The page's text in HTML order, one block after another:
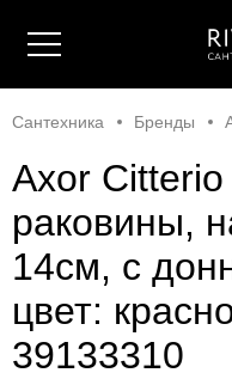
Сантехника Бренды
Axor
раковины,
14см, с
цвет:
39133310